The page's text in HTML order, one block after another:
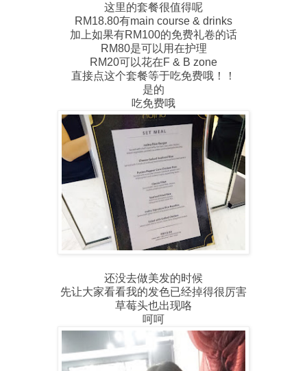
这里的套餐很值得呢
RM18.80有main course & drinks
加上如果有RM100的免费礼卷的话
RM80是可以用在护理
RM20可以花在F & B zone
直接点这个套餐等于吃免费哦！！
是的
吃免费哦
还没去做美发的时候
先让大家看看我的发色已经掉得很厉害
草莓头也出现咯
呵呵